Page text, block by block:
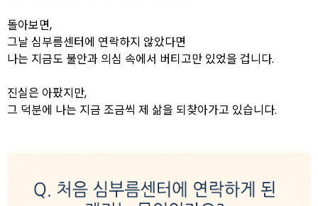
돌아보면,
그날 심부름센터에 연락하지 않았다면
나는 지금도 불안과 의심 속에서 버티고만 있었을 겁니다.
진실은 아팠지만,
그 덕분에 나는 지금 조금씩 제 삶을 되찾아가고 있습니다.